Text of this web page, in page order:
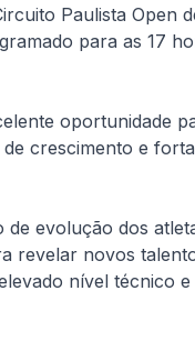
Paulista Open
para as 17
oportunidade
crescimento e
evolução dos
revelar novos
nível técnico